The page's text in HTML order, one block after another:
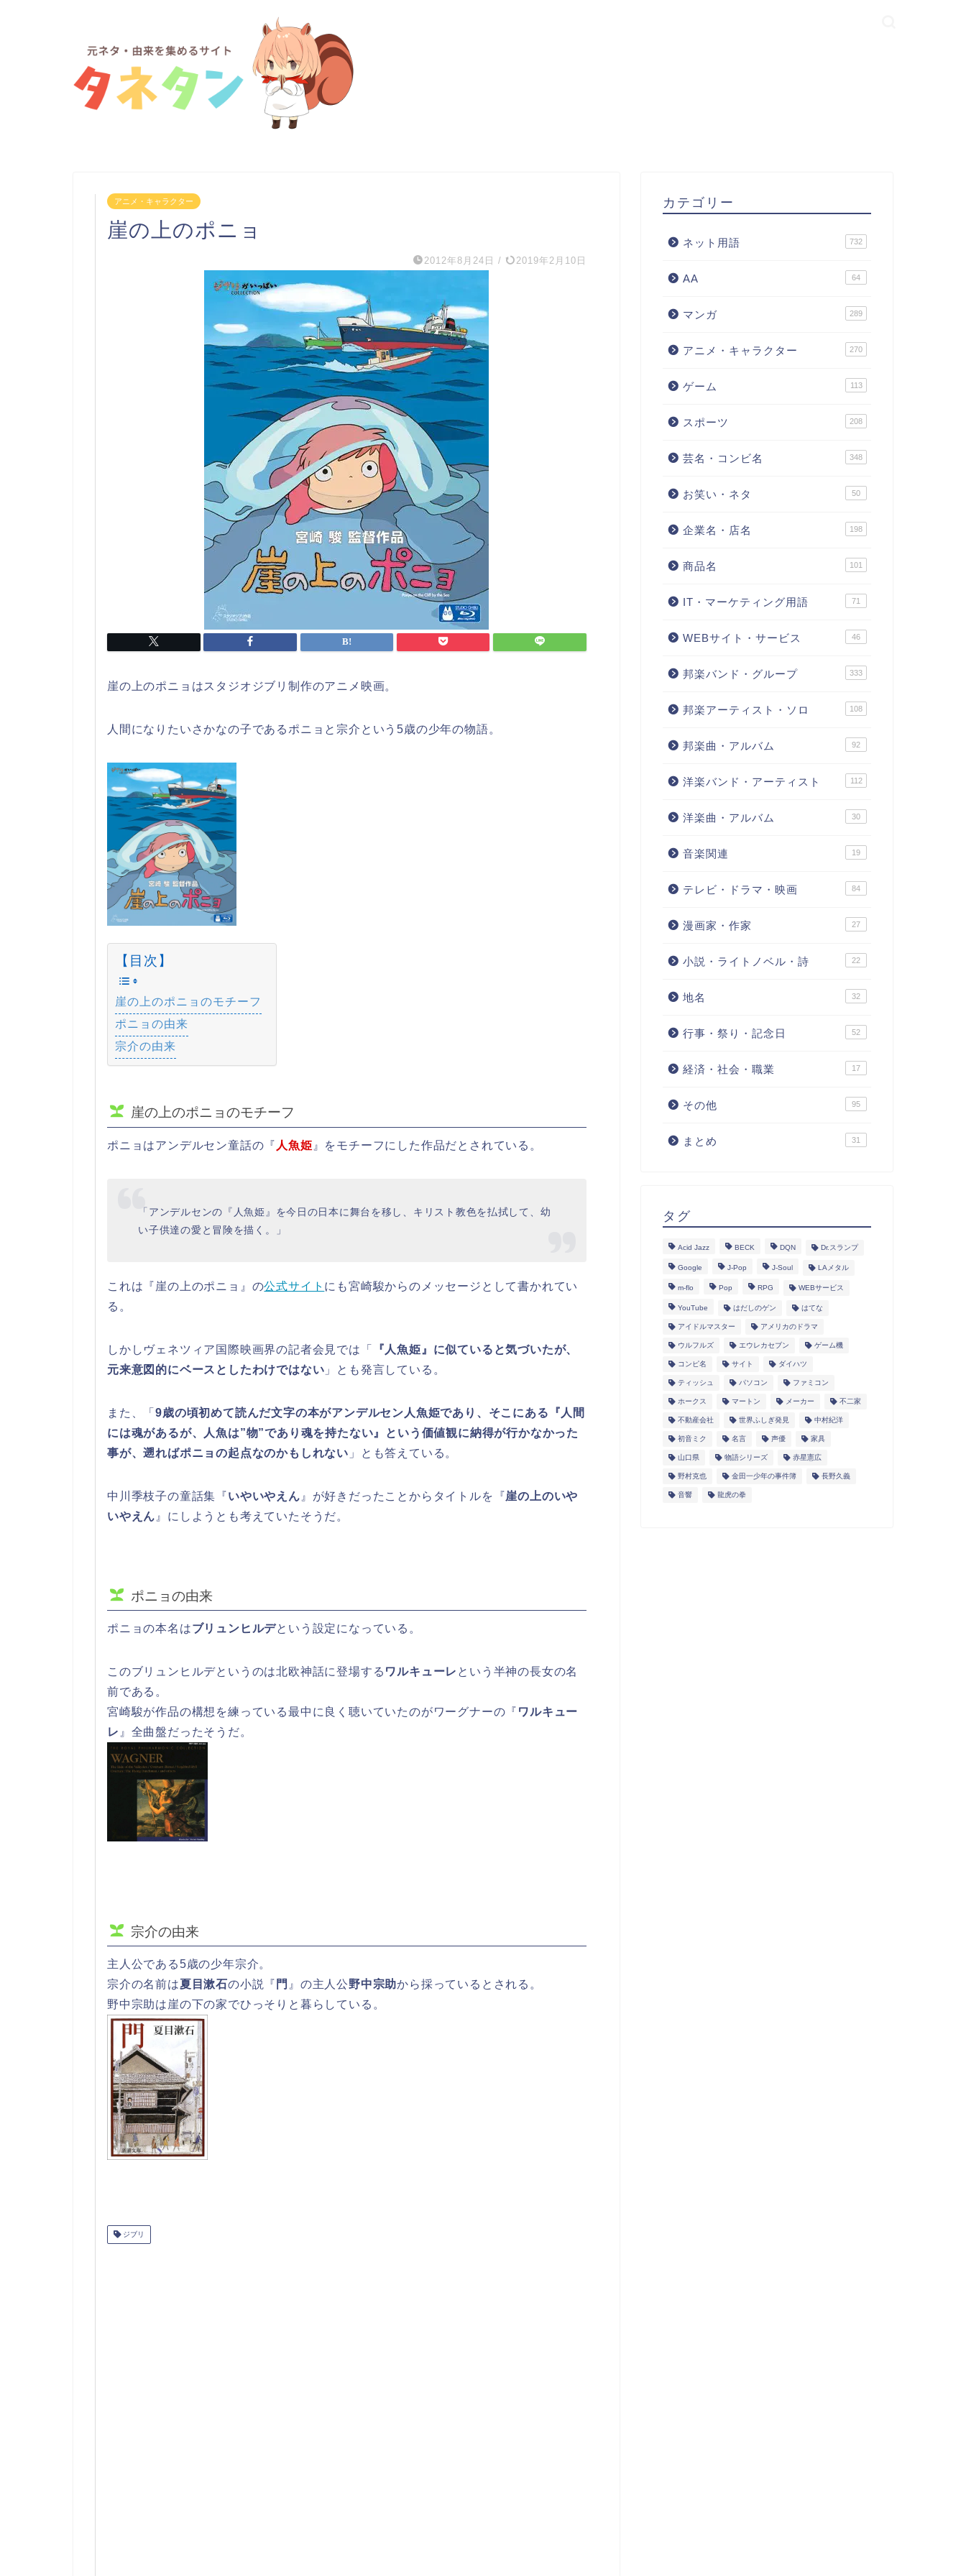
アニメ・キャラクター
崖の上のポニョ
2012年8月24日 / 2019年2月10日
崖の上のポニョはスタジオジブリ制作のアニメ映画。
人間になりたいさかなの子であるポニョと宗介という5歳の少年の物語。
【目次】
崖の上のポニョのモチーフ
ポニョの由来
宗介の由来
崖の上のポニョのモチーフ
ポニョはアンデルセン童話の『 人魚姫 』をモチーフにした作品だとされている。
「アンデルセンの『人魚姫』を今日の日本に舞台を移し、キリスト教色を払拭して、幼
い子供達の愛と冒険を描く。」
これは『崖の上のポニョ』の公式サイト にも宮崎駿からのメッセージとして書かれてい
る。
しかしヴェネツィア国際映画界の記者会見では「
『人魚姫』に似ていると気づいたが、
元来意図的にベースとしたわけではない 」とも発言している。
また、「9歳の頃初めて読んだ文字の本がアンデルセン人魚姫であり、そこにある『人間
には魂があるが、人魚は”物”であり魂を持たない』という価値観に納得が行かなかった
事が、遡ればポニョの起点なのかもしれない 」とも答えている。
中川季枝子の童話集『いやいやえん 』が好きだったことからタイトルを『崖の上のいや
いやえん 』にしようとも考えていたそうだ。
ポニョの由来
ポニョの本名はブリュンヒルデという設定になっている。
このブリュンヒルデというのは北欧神話に登場する ワルキューレ という半神の長女の名
前である。
宮崎駿が作品の構想を練っている最中に良く聴いていたのがワーグナーの『 ワルキュー
レ 』全曲盤だったそうだ。
宗介の由来
主人公である5歳の少年宗介。
宗介の名前は夏目漱石の小説『 門 』の主人公野中宗助から採っているとされる。
野中宗助は崖の下の家でひっそりと暮らしている。
ジブリ
カテゴリー
ネット用語 732
AA 64
マンガ 289
アニメ・キャラクター 270
ゲーム 113
スポーツ 208
芸名・コンビ名 348
お笑い・ネタ 50
企業名・店名 198
商品名 101
IT・マーケティング用語 71
WEBサイト・サービス 46
邦楽バンド・グループ 333
邦楽アーティスト・ソロ 108
邦楽曲・アルバム 92
洋楽バンド・アーティスト 112
洋楽曲・アルバム 30
音楽関連 19
テレビ・ドラマ・映画 84
漫画家・作家 27
小説・ライトノベル・詩 22
地名 32
行事・祭り・記念日 52
経済・社会・職業 17
その他 95
まとめ 31
タグ
Acid Jazz BECK DQN Dr.スランプ
Google J-Pop J-Soul LAメタル
m-flo Pop RPG WEBサービス
YouTube はだしのゲン はてな
アイドルマスター アメリカのドラマ
ウルフルズ エウレカセブン ゲーム機
コンピ名 サイト ダイハツ
ティッシュ パソコン ファミコン
ホークス マートン メーカー 不二家
不動産会社 世界ふしぎ発見 中村紀洋
初音ミク 名言 声優 家具
山口県 物語シリーズ 赤星憲広
野村克也 金田一少年の事件簿 長野久義
音響 龍虎の拳